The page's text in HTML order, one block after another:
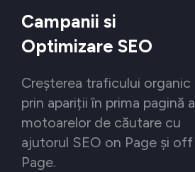
Campanii si
Optimizare SEO
Creșterea traficului organic
prin apariții în prima pagină a
motoarelor de căutare cu
ajutorul SEO on Page și off
Page.